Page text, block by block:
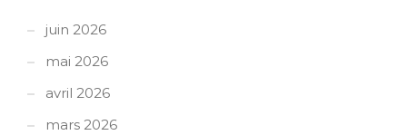
juin 2026
mai 2026
avril 2026
mars 2026